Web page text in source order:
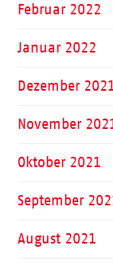
Februar 2022
Januar 2022
Dezember
November
Oktober 2021
September
August 2021